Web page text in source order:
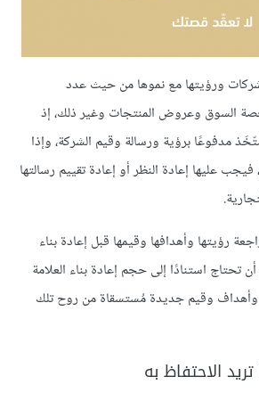
ورؤيتها مع نموها من حيث عدد
السوق وعروض المنتجات وغير ذلك، إذ
مدفوعًا برؤية ورسالة وقيم الشركة، وإذا
عليها إعادة النظر أو إعادة تقييم رسالتها
رؤيتها وأهدافها وقيمها قبل إعادة بناء
تحتاج استنادًا إلى حجم إعادة بناء العلامة
وأهداف وقيم جديدة مُستسقاة من روح تلك